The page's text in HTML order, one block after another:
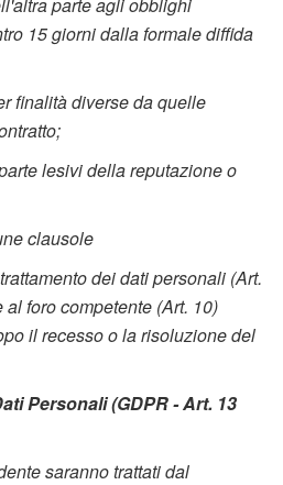
15 giorni dalla formale diffida
finalità diverse da quelle
lesivi della reputazione o
clausole
dei dati personali (Art.
foro competente (Art. 10)
il recesso o la risoluzione del
Personali (GDPR - Art. 13
saranno trattati dal